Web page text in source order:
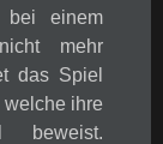
bei einem
mehr
das Spiel
ihre
beweist.